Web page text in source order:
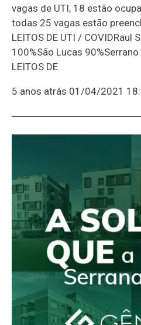
vagas de UTI, 18 estão
todas 25 vagas estão
LEITOS DE UTI / COVIDRaul
100%São Lucas
LEITOS DE
5 anos atrás 01/04/2021